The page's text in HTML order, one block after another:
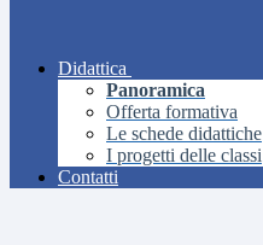
Didattica
Panoramica
Offerta formativa
Le schede didattiche
I progetti delle classi
Contatti